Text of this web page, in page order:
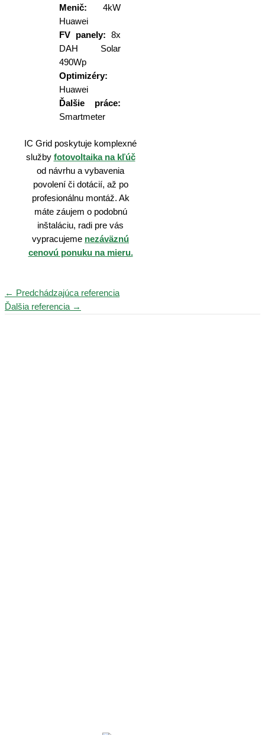
Menič: 4kW
Huawei
FV panely: 8x
DAH Solar
490Wp
Optimizéry:
Huawei
Ďalšie práce:
Smartmeter
IC Grid poskytuje komplexné
služby fotovoltaika na kľúč
od návrhu a vybavenia
povolení či dotácií, až po
profesionálnu montáž. Ak
máte záujem o podobnú
inštaláciu, radi pre vás
vypracujeme nezáväznú
cenovú ponuku na mieru.
Navigácia
v
← Predchádzajúca referencia
Ďalšia referencia →